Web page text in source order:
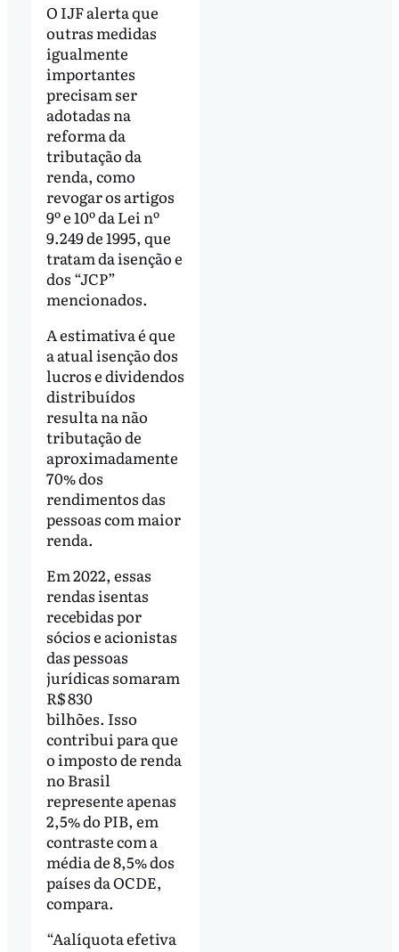
O IJF alerta que
outras medidas
igualmente
importantes
precisam ser
adotadas na
reforma da
tributação da
renda, como
revogar os artigos
9º e 10º da Lei nº
9.249 de 1995, que
tratam da isenção e
dos “JCP”
mencionados.
A estimativa é que
a atual isenção dos
lucros e dividendos
distribuídos
resulta na não
tributação de
aproximadamente
70% dos
rendimentos das
pessoas com maior
renda.
Em 2022, essas
rendas isentas
recebidas por
sócios e acionistas
das pessoas
jurídicas somaram
R$ 830
bilhões. Isso
contribui para que
o imposto de renda
no Brasil
represente apenas
2,5% do PIB, em
contraste com a
média de 8,5% dos
países da OCDE,
compara.
“Aalíquota efetiva